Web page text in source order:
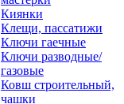
Киянки
Клещи, пассатижи
Ключи гаечные
Ключи разводные/
газовые
Ковш строительный,
чашки